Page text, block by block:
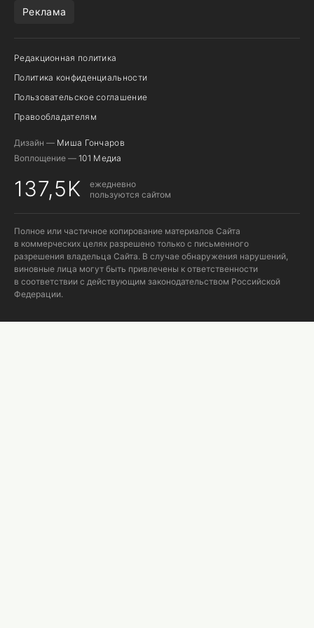
Реклама
Редакционная политика
Политика конфиденциальности
Пользовательское соглашение
Правообладателям
Дизайн — Миша Гончаров
Воплощение — 101 Медиа
137,5K
ежедневно
пользуются сайтом
Полное или частичное копирование материалов Сайта
в коммерческих целях разрешено только с письменного
разрешения владельца Сайта. В случае обнаружения нарушений,
виновные лица могут быть привлечены к ответственности
в соответствии с действующим законодательством Российской
Федерации.